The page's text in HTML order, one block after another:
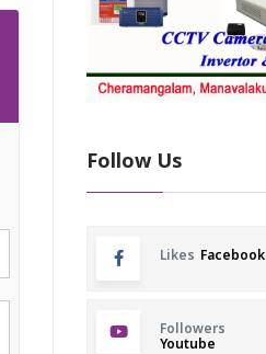
Follow Us
Likes Facebook
Followers
Youtube